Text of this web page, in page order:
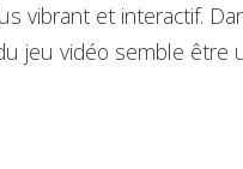
vibrant et interactif.
jeu vidéo semble être